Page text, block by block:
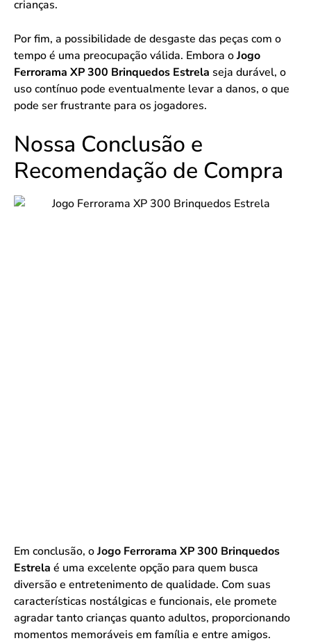
crianças.
Por fim, a possibilidade de desgaste das peças com o
tempo é uma preocupação válida. Embora oJogo
Ferrorama XP 300 Brinquedos Estrela seja durável, o
uso contínuo pode eventualmente levar a danos, o que
pode ser frustrante para os jogadores.
Nossa Conclusão e
Recomendação de Compra
Em conclusão, oJogo Ferrorama XP 300 Brinquedos
Estrela é uma excelente opção para quem busca
diversão e entretenimento de qualidade. Com suas
características nostálgicas e funcionais, ele promete
agradar tanto crianças quanto adultos, proporcionando
momentos memoráveis em família e entre amigos.